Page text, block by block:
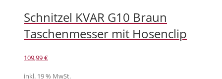
Schnitzel KVAR G10 Braun
Taschenmesser mit Hosenclip
109,99€
inkl. 19 % MwSt.